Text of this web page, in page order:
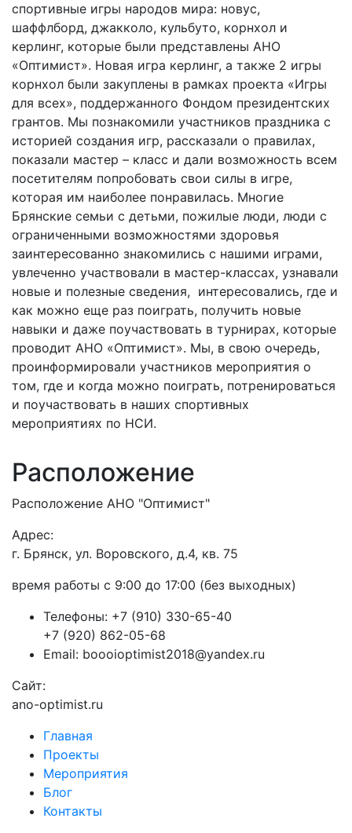
спортивные игры народов мира: новус,
шаффлборд, джакколо, кульбуто, корнхол и
керлинг, которые были представлены АНО
«Оптимист». Новая игра керлинг, а также 2 игры
корнхол были закуплены в рамках проекта «Игры
для всех», поддержанного Фондом президентских
грантов. Мы познакомили участников праздника с
историей создания игр, рассказали о правилах,
показали мастер – класс и дали возможность всем
посетителям попробовать свои силы в игре,
которая им наиболее понравилась. Многие
Брянские семьи с детьми, пожилые люди, люди с
ограниченными возможностями здоровья
заинтересованно знакомились с нашими играми,
увлеченно участвовали в мастер-классах, узнавали
новые и полезные сведения, интересовались, где и
как можно еще раз поиграть, получить новые
навыки и даже поучаствовать в турнирах, которые
проводит АНО «Оптимист». Мы, в свою очередь,
проинформировали участников мероприятия о
том, где и когда можно поиграть, потренироваться
и поучаствовать в наших спортивных
мероприятиях по НСИ.
Расположение
Расположение АНО "Оптимист"
Адрес:
г. Брянск, ул. Воровского, д.4, кв. 75
время работы с 9:00 до 17:00 (без выходных)
Телефоны: +7 (910) 330-65-40
+7 (920) 862-05-68
Email: boooioptimist2018@yandex.ru
Сайт:
ano-optimist.ru
Главная
Проекты
Мероприятия
Блог
Контакты